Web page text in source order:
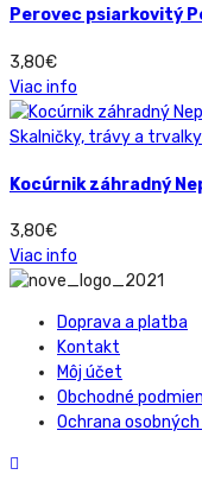
Perovec psiarkovitý
3,80€
Viac info
Skalničky, trávy a trvalky
Kocúrnik záhradný
3,80€
Viac info
Doprava a platba
Kontakt
Môj účet
Obchodné
Ochrana